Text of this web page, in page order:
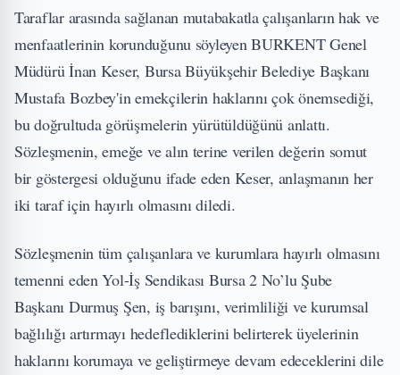
Taraflar arasında sağlanan mutabakatla çalışanların hak ve
menfaatlerinin korunduğunu söyleyen BURKENT Genel
Müdürü İnan Keser, Bursa Büyükşehir Belediye Başkanı
Mustafa Bozbey'in emekçilerin haklarını çok önemsediği,
bu doğrultuda görüşmelerin yürütüldüğünü anlattı.
Sözleşmenin, emeğe ve alın terine verilen değerin somut
bir göstergesi olduğunu ifade eden Keser, anlaşmanın her
iki taraf için hayırlı olmasını diledi.
Sözleşmenin tüm çalışanlara ve kurumlara hayırlı olmasını
temenni eden Yol-İş Sendikası Bursa 2 No’lu Şube
Başkanı Durmuş Şen, iş barışını, verimliliği ve kurumsal
bağlılığı artırmayı hedeflediklerini belirterek üyelerinin
haklarını korumaya ve geliştirmeye devam edeceklerini dile